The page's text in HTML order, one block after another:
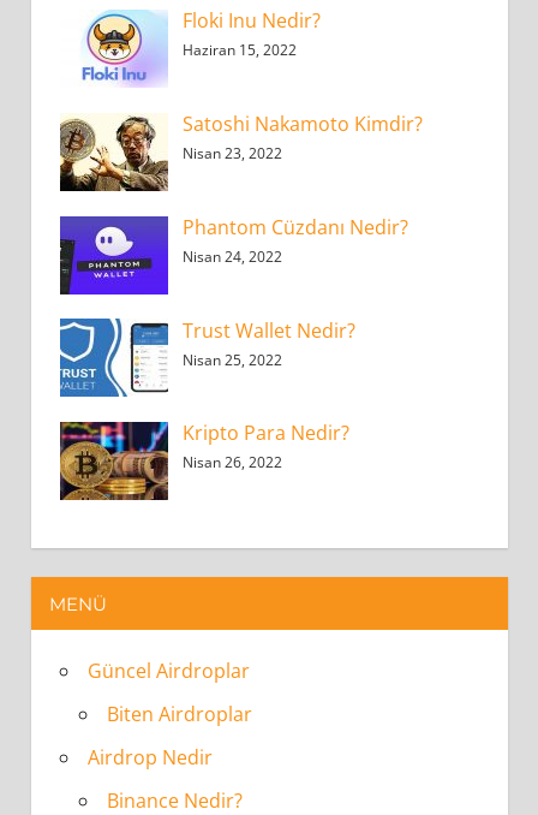
Floki Inu Nedir?
Haziran 15, 2022
Satoshi Nakamoto Kimdir?
Nisan 23, 2022
Phantom Cüzdanı Nedir?
Nisan 24, 2022
Trust Wallet Nedir?
Nisan 25, 2022
Kripto Para Nedir?
Nisan 26, 2022
MENÜ
Güncel Airdroplar
Biten Airdroplar
Airdrop Nedir
Binance Nedir?